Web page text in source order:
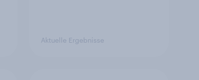
Aktuelle Ergebnisse